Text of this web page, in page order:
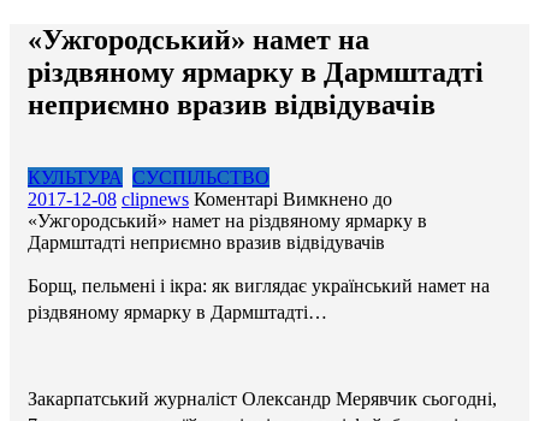
«Ужгородський» намет на
різдвяному ярмарку в Дармштадті
неприємно вразив відвідувачів
КУЛЬТУРА СУСПІЛЬСТВО
2017-12-08 clipnews Коментарі Вимкнено до
«Ужгородський» намет на різдвяному ярмарку в
Дармштадті неприємно вразив відвідувачів
Борщ, пельмені і ікра: як виглядає український намет на
різдвяному ярмарку в Дармштадті…
Закарпатський журналіст Олександр Мерявчик сьогодні,